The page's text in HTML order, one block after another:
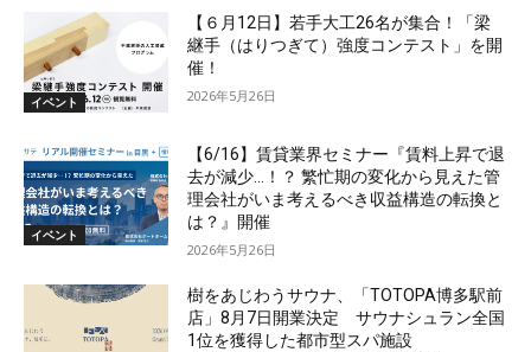
イベント
【６月12日】若手大工26名が集合！「梁
継手（はりつぎて）強度コンテスト」を開
催！
2026年5月26日
イベント
【6/16】賃貸業界セミナー『賃料上昇で退
去が減少…！？ 繁忙期の変化から見えた管
理会社がいま考えるべき収益構造の転換と
は？』開催
2026年5月26日
樹をあじわうサウナ、「TOTOPA博多駅前
店」8月7日開業決定 サウナシュラン全国
1位を獲得した都市型スパ施設